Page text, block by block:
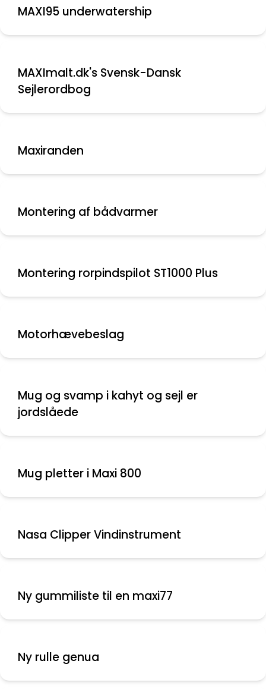
MAXI95 underwatership
MAXImalt.dk's Svensk-Dansk
Sejlerordbog
Maxiranden
Montering af bådvarmer
Montering rorpindspilot ST1000 Plus
Motorhævebeslag
Mug og svamp i kahyt og sejl er
jordslåede
Mug pletter i Maxi 800
Nasa Clipper Vindinstrument
Ny gummiliste til en maxi77
Ny rulle genua